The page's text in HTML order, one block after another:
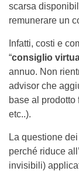
scarsa
remunerare un
Infatti, costi e
“consiglio
annuo. Non
advisor che
base al
etc..).
La questione dei
perché riduce
invisibili)